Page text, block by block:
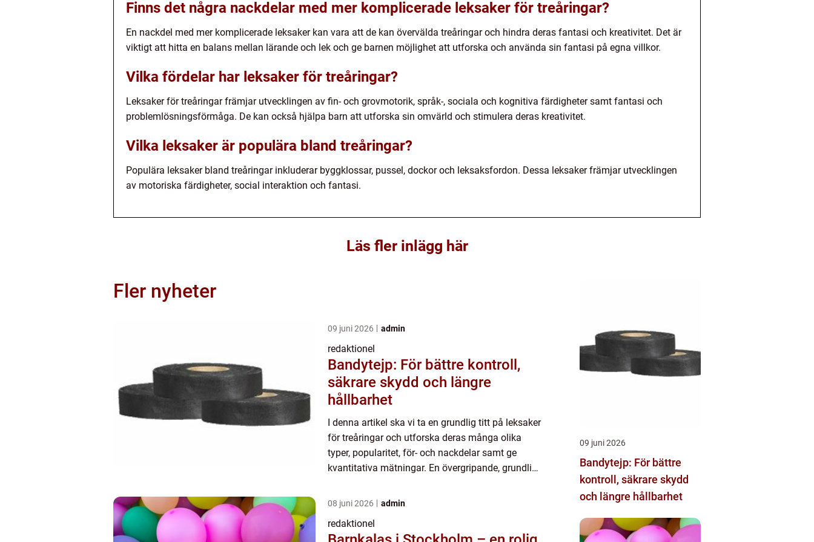
Finns det några nackdelar med mer komplicerade leksaker för treåringar?
En nackdel med mer komplicerade leksaker kan vara att de kan övervälda treåringar och hindra deras fantasi och kreativitet. Det är
viktigt att hitta en balans mellan lärande och lek och ge barnen möjlighet att utforska och använda sin fantasi på egna villkor.
Vilka fördelar har leksaker för treåringar?
Leksaker för treåringar främjar utvecklingen av fin- och grovmotorik, språk-, sociala och kognitiva färdigheter samt fantasi och
problemlösningsförmåga. De kan också hjälpa barn att utforska sin omvärld och stimulera deras kreativitet.
Vilka leksaker är populära bland treåringar?
Populära leksaker bland treåringar inkluderar byggklossar, pussel, dockor och leksaksfordon. Dessa leksaker främjar utvecklingen
av motoriska färdigheter, social interaktion och fantasi.
Läs fler inlägg här
Fler nyheter
09 juni 2026 admin
redaktionel
Bandytejp: För bättre kontroll,
säkrare skydd och längre
hållbarhet
I denna artikel ska vi ta en grundlig titt på leksaker
för treåringar och utforska deras många olika
typer, popularitet, för- och nackdelar samt ge
kvantitativa mätningar. En övergripande, grundlig
08 juni 2026 admin
redaktionel
09 juni 2026
Bandytejp: För bättre
kontroll, säkrare skydd
och längre hållbarhet